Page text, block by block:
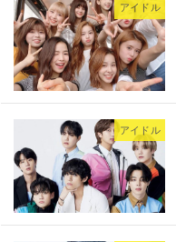
アイドル
アイドル